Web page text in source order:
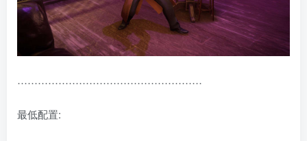
………………………………………………
最低配置: